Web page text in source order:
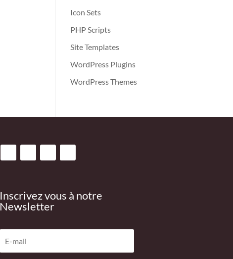
Icon Sets
PHP Scripts
Site Templates
WordPress Plugins
WordPress Themes
Inscrivez vous à notre
Newsletter